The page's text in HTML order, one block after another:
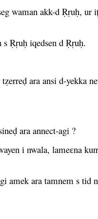
waman akk-d Ṛṛuḥ, ur
Ṛṛuḥ iqedsen d Ṛṛuḥ.
ara ansi d-yekka
ara annect-agi ?
i nwala, lameɛna
amek ara tamnem s tid